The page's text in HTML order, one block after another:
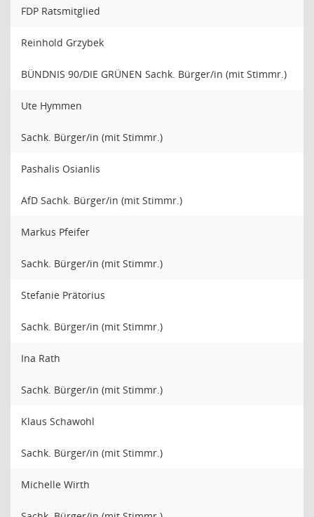
FDP Ratsmitglied
Reinhold Grzybek
BÜNDNIS 90/DIE GRÜNEN Sachk. Bürger/in (mit Stimmr.)
Ute Hymmen
Sachk. Bürger/in (mit Stimmr.)
Pashalis Osianlis
AfD Sachk. Bürger/in (mit Stimmr.)
Markus Pfeifer
Sachk. Bürger/in (mit Stimmr.)
Stefanie Prätorius
Sachk. Bürger/in (mit Stimmr.)
Ina Rath
Sachk. Bürger/in (mit Stimmr.)
Klaus Schawohl
Sachk. Bürger/in (mit Stimmr.)
Michelle Wirth